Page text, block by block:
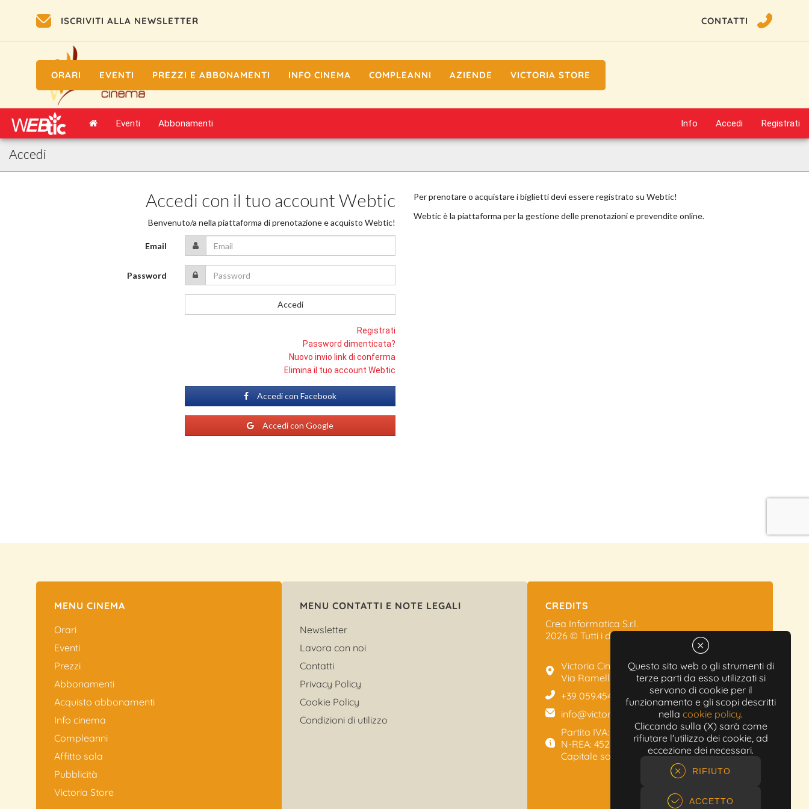
Questo sito web o gli strumenti di
terze parti da esso utilizzati si
servono di cookie per il
funzionamento e gli scopi descritti
nella cookie policy.
Cliccando sulla (X) sarà come
rifiutare l'utilizzo dei cookie, ad
eccezione dei necessari.
RIFIUTO
ACCETTO
ISCRIVITI ALLA NEWSLETTER CONTATTI
ORARI EVENTI PREZZI E ABBONAMENTI INFO CINEMA COMPLEANNI AZIENDE VICTORIA STORE
MENU CINEMA
Orari
Eventi
Prezzi
Abbonamenti
Acquisto abbonamenti
Info cinema
Compleanni
Affitto sala
Pubblicità
Victoria Store
MENU CONTATTI E NOTE LEGALI
Newsletter
Lavora con noi
Contatti
Privacy Policy
Cookie Policy
Condizioni di utilizzo
CREDITS
Crea Informatica S.r.l.
2026 © Tutti i diritti riservati.
Victoria Cinema
Via Ramelli, 101 - Modena
+39 059.454622
info@victoriacinema.it
Partita IVA: 02603471208
N-REA: 452611
Capitale sociale: 300.000,00€